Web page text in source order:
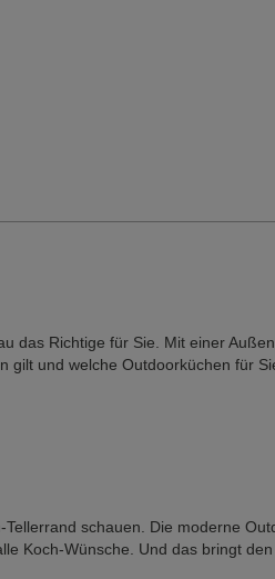
das Richtige für Sie. Mit einer
gilt und welche Outdoorküchen für
schauen. Die moderne
Koch-Wünsche. Und das bringt